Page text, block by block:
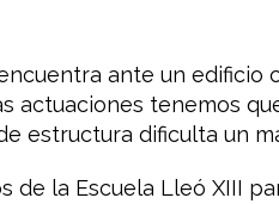
ante un edificio
actuaciones tenemos
estructura dificulta un
de la Escuela Lleó XIII